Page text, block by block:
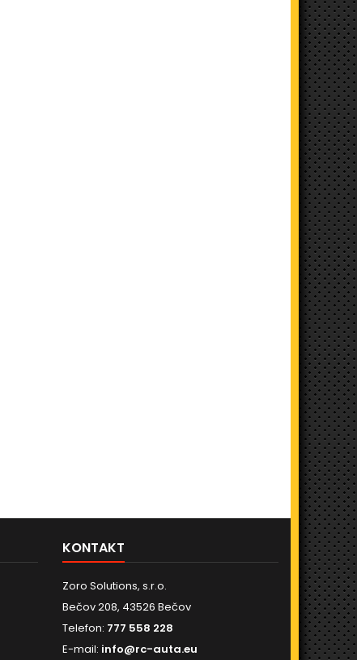
KONTAKT
Zoro Solutions, s.r.o.
Bečov 208, 43526 Bečov
Telefon: 777 558 228
E-mail: info@rc-auta.eu